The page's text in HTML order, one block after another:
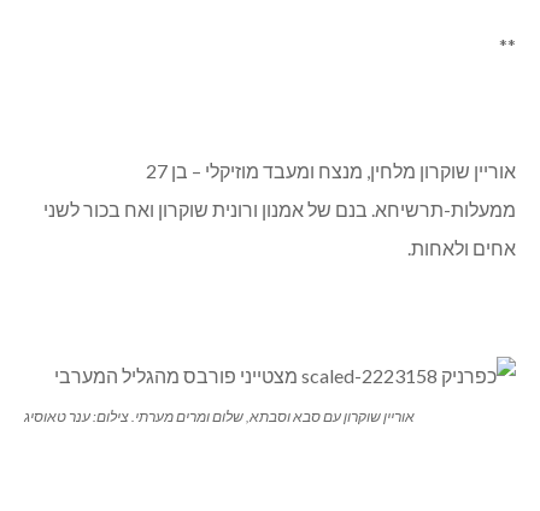
**
אוריין שוקרון מלחין, מנצח ומעבד מוזיקלי – בן 27
ממעלות-תרשיחא. בנם של אמנון ורונית שוקרון ואח בכור לשני
אחים ולאחות.
אוריין שוקרון עם סבא וסבתא, שלום ומרים מערתי. צילום: ענר טאוסיג